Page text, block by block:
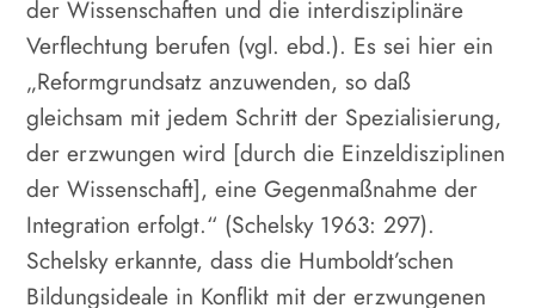
der Wissenschaften und die interdisziplinäre
Verflechtung berufen (vgl. ebd.). Es sei hier ein
„Reformgrundsatz anzuwenden, so daß
gleichsam mit jedem Schritt der Spezialisierung,
der erzwungen wird [durch die Einzeldisziplinen
der Wissenschaft], eine Gegenmaßnahme der
Integration erfolgt.“ (Schelsky 1963: 297).
Schelsky erkannte, dass die Humboldt’schen
Bildungsideale in Konflikt mit der erzwungenen